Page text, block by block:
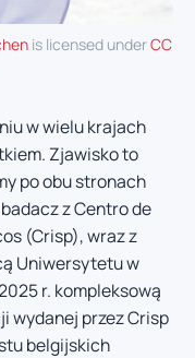
is licensed underCC
w wielu krajach
Zjawisko to
po obu stronach
z Centro de
(Crisp), wraz z
Uniwersytetu w
r. kompleksową
wydanej przez Crisp
belgijskich